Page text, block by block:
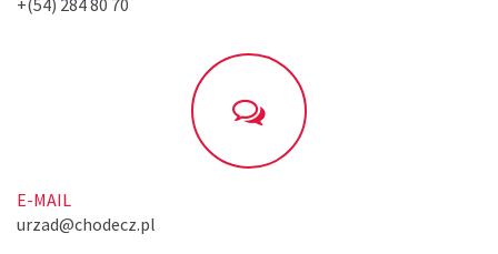
+(54) 284 80 70
E-MAIL
urzad@chodecz.pl